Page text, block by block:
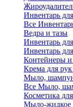
Инвентарь
Все
Ведра и тазы
Инвентарь
Инвентарь
Контейнеры и
Крема для
Мыло,
Все Мыло,
Косметика
Мыло-жидкое